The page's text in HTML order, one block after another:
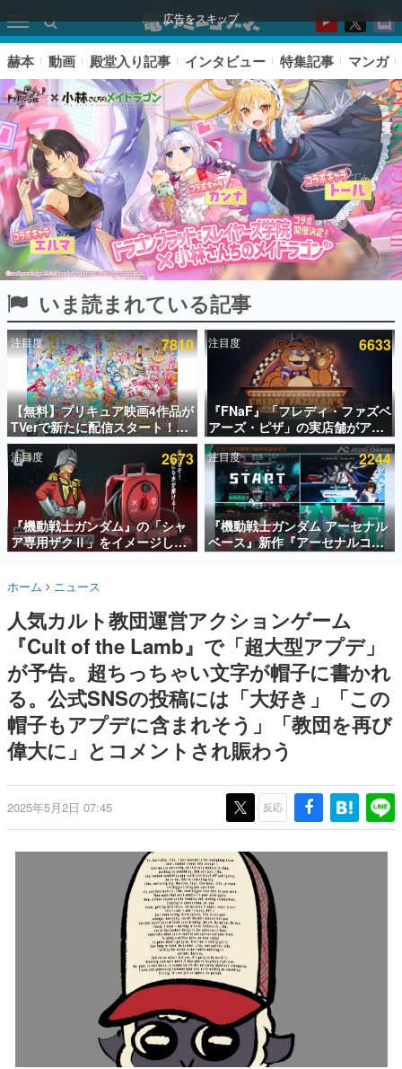
広告をスキップ
ピックアップ
電ファミのいま読まれている記事ランキング
アプリセール情報
インタビュー
連載・特集一覧
殿堂入り記事
SNS拡散数が数千以上！ ページビュー数万以上！ などな
ど。多くの人々に読まれた、電ファミ渾身の“殿堂入り”記
事をまとめました。
名作ゲームクリエイターの方々に製作時のエピソードをお
きます。
赫本
この物語を解いてはいけない。『赫本』は、〈試験問題〉
の形をした短編ホラー小説集です。
新世代に訊く
これからのデジタルゲーム市場を担う若きクリエイター達
の姿を追い、彼らのルーツと情熱を探っていきます。
ゲーム世代の作家たち
ゲームに多大な影響を受けた作家さんに取材し、ゲームが
日本のコンテンツ産業やカルチャーに与えた影響を探る企
画です。
日本モバイルゲーム産業史
日本のモバイルゲーム史における主要なトピック・タイト
ルを網羅するほか、開発者へのインタビューや識者による
解説を掲載。約20年の歴史が一望できる決定版！
若ゲのいたり〜ゲームクリエイターの青春〜
『うつヌケ』『ペンと箸』等で知られるマンガ家・田中圭
一先生によるゲーム業界レポートマンガです。
なんでゲームは面白い？
ゲーム開発者・hamatsu氏がゲームの魅力を画面や操作の
具体的な形から解き明かしていく、硬派で骨太な評論連載
です。
赫本 動画 殿堂入り記事 インタビュー 特集記事 マンガ
いま読まれている記事
注目度 7810
【無料】プリキュア映画4作品が
TVerで新たに配信スタート！な
んと2018年～2024年の映画ほぼ
すべてが見放題に、ぶっちゃけ
ありえないラインナップ
注目度 6633
『FNaF』「フレディ・ファズベ
アーズ・ピザ」の実店舗がアメ
リカの商業施設「American
Dream」に2027年オープン！
ScottGamesとの共同開発、食
事だけでなくステージショーや
没入型のホラー体験も楽しめる
注目度 2673
『機動戦士ガンダム』の「シャ
ア専用ザクⅡ」をイメージした
散水ホースリールが予約開始。
ークやジオン公国軍のエンブレ
注目度 2244
『機動戦士ガンダム アーセナル
ベース』新作『アーセナルコマ
ンダー』発表！
ホーム ニュース
人気カルト教団運営アクションゲーム
『Cult of the Lamb』で「超大型アプデ」
が予告。超ちっちゃい文字が帽子に書かれ
る。公式SNSの投稿には「大好き」「この
帽子もアプデに含まれそう」「教団を再び
偉大に」とコメントされ賑わう
2025年5月2日 07:45 反応